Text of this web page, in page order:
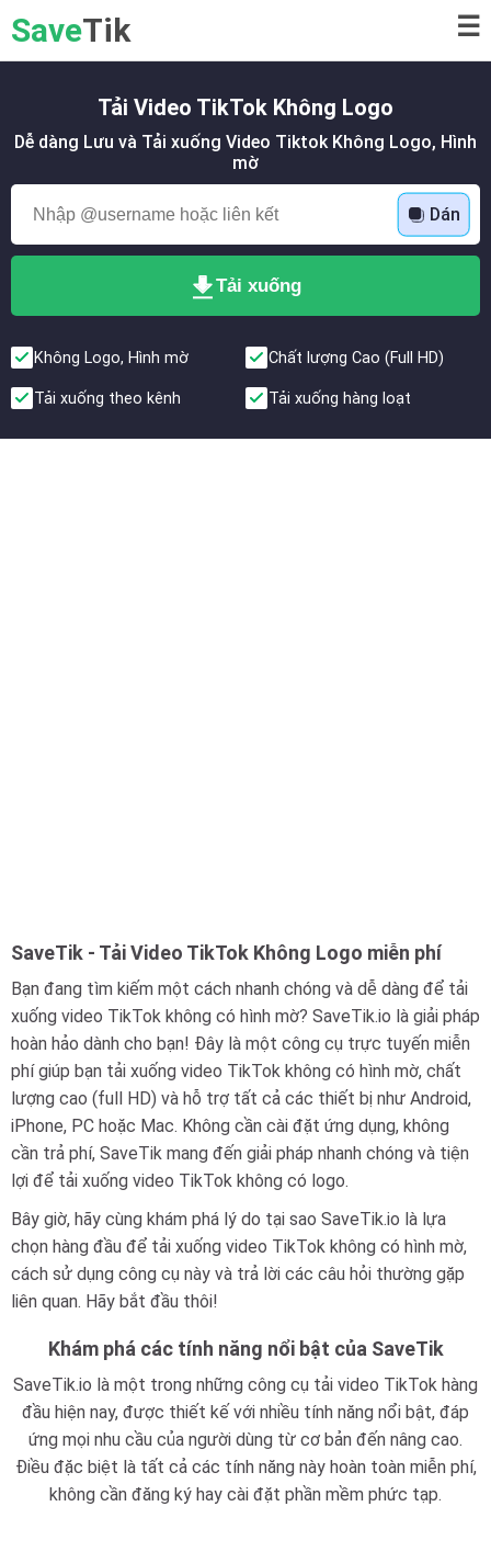
SaveTik ☰
Tải Video TikTok Không Logo
Dễ dàng Lưu và Tải xuống Video Tiktok Không Logo, Hình
mờ
Dán
Tải xuống
Không Logo, Hình mờ Chất lượng Cao (Full HD)
Tải xuống theo kênh Tải xuống hàng loạt
SaveTik - Tải Video TikTok Không Logo miễn phí
Bạn đang tìm kiếm một cách nhanh chóng và dễ dàng để tải
xuống video TikTok không có hình mờ? SaveTik.io là giải pháp
hoàn hảo dành cho bạn! Đây là một công cụ trực tuyến miễn
phí giúp bạn tải xuống video TikTok không có hình mờ, chất
lượng cao (full HD) và hỗ trợ tất cả các thiết bị như Android,
iPhone, PC hoặc Mac. Không cần cài đặt ứng dụng, không
cần trả phí, SaveTik mang đến giải pháp nhanh chóng và tiện
lợi để tải xuống video TikTok không có logo.
Bây giờ, hãy cùng khám phá lý do tại sao SaveTik.io là lựa
chọn hàng đầu để tải xuống video TikTok không có hình mờ,
cách sử dụng công cụ này và trả lời các câu hỏi thường gặp
liên quan. Hãy bắt đầu thôi!
Khám phá các tính năng nổi bật của SaveTik
SaveTik.io là một trong những công cụ tải video TikTok hàng
đầu hiện nay, được thiết kế với nhiều tính năng nổi bật, đáp
ứng mọi nhu cầu của người dùng từ cơ bản đến nâng cao.
Điều đặc biệt là tất cả các tính năng này hoàn toàn miễn phí,
không cần đăng ký hay cài đặt phần mềm phức tạp.